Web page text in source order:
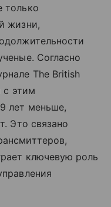
только
жизни,
Согласно
The British
с этим
лет меньше,
Это связано
ключевую роль